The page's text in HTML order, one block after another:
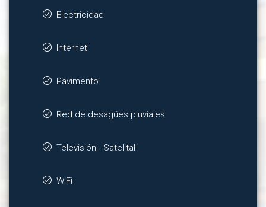
Electricidad
Internet
Pavimento
Red de desagües pluviales
Televisión - Satelital
WiFi